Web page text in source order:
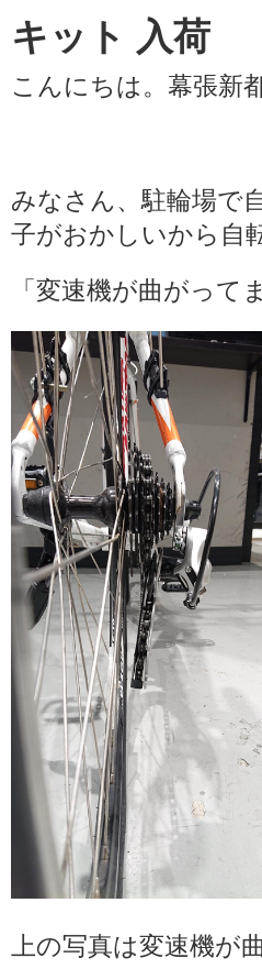
キット 入荷
こんにちは。幕張新
みなさん、駐輪場で
子がおかしいから自
「変速機が曲がっ
上の写真は変速機